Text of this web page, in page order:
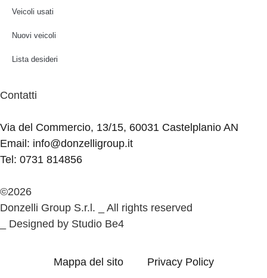
Veicoli usati
Nuovi veicoli
Lista desideri
Contatti
Via del Commercio, 13/15, 60031 Castelplanio AN
Email: info@donzelligroup.it
Tel: 0731 814856
©2026
Donzelli Group S.r.l. _ All rights reserved
_ Designed by Studio Be4
Mappa del sito Privacy Policy